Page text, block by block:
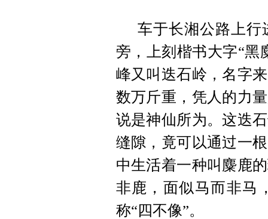
车于长湘公路上行
旁，上刻楷书大字“黑
峰又叫迭石岭 ，名字
数万斤重，凭人的力
说是神仙所为。这迭
缝隙，竟可以通过一根
中生活着一种叫麋鹿
非鹿，面似马而非马
称“四不像”。